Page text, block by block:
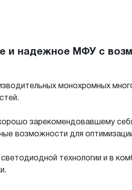
и надежное МФУ с
монохромных
зарекомендовавшему
возможности для
технологии и в